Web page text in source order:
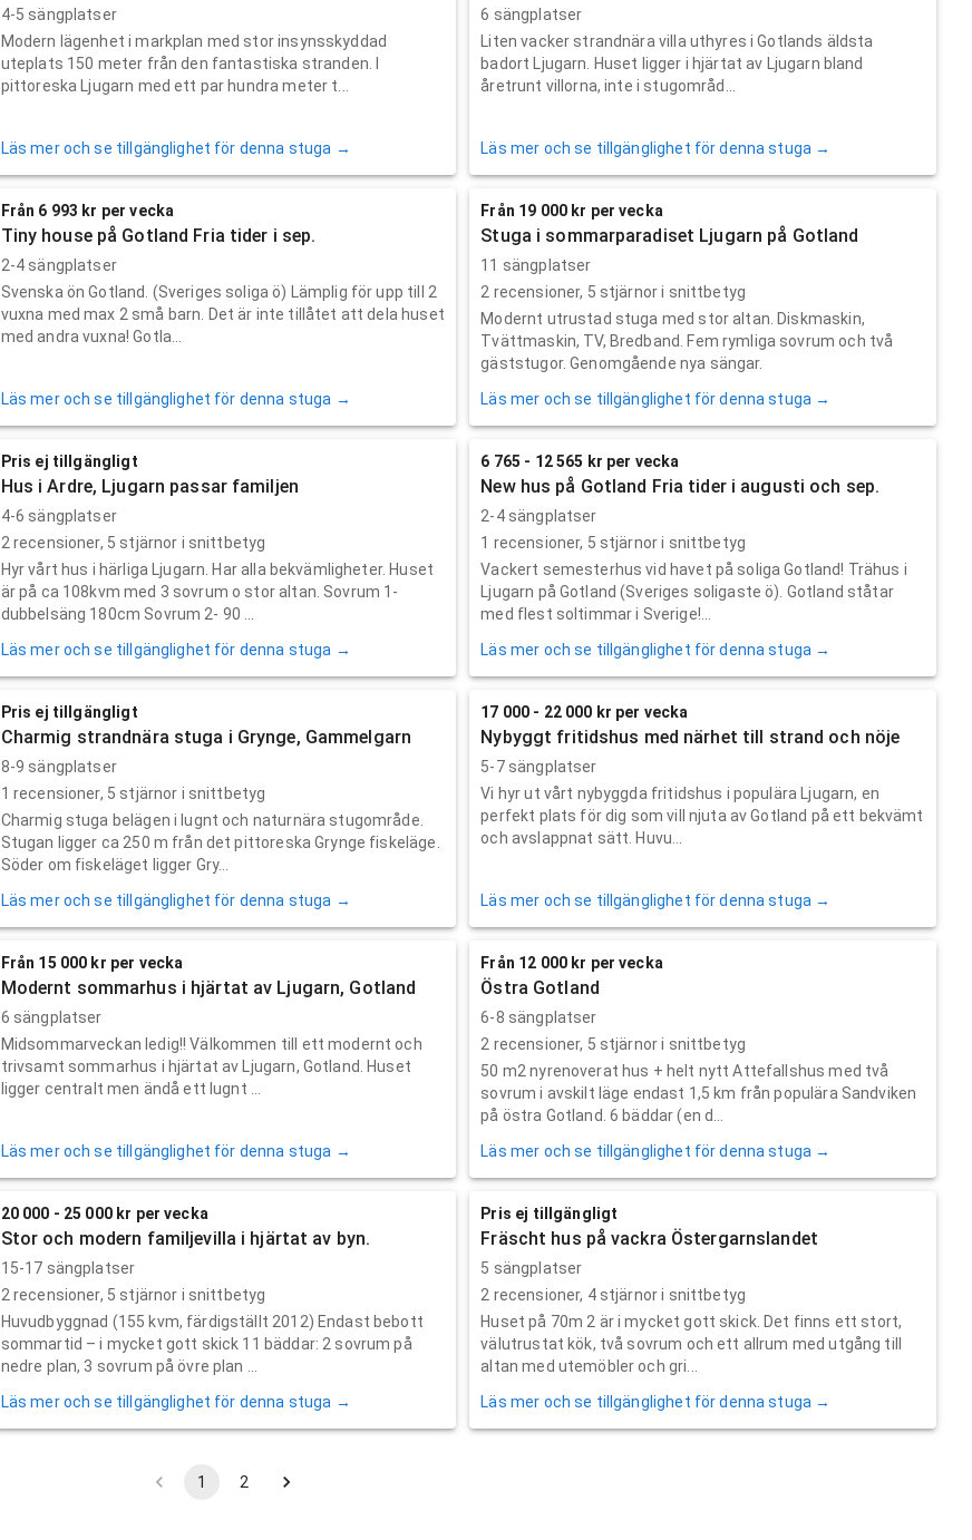
4-5 sängplatser
Modern lägenhet i markplan med stor insynsskyddad
uteplats 150 meter från den fantastiska stranden. I
pittoreska Ljugarn med ett par hundra meter t...
Läs mer och se tillgänglighet för denna stuga →
6 sängplatser
Liten vacker strandnära villa uthyres i Gotlands äldsta
badort Ljugarn. Huset ligger i hjärtat av Ljugarn bland
åretrunt villorna, inte i stugområd...
Läs mer och se tillgänglighet för denna stuga →
Från 6 993 kr per vecka
Tiny house på Gotland Fria tider i sep.
2-4 sängplatser
Svenska ön Gotland. (Sveriges soliga ö) Lämplig för upp till 2
vuxna med max 2 små barn. Det är inte tillåtet att dela huset
med andra vuxna! Gotla...
Läs mer och se tillgänglighet för denna stuga →
Från 19 000 kr per vecka
Stuga i sommarparadiset Ljugarn på Gotland
11 sängplatser
2 recensioner, 5 stjärnor i snittbetyg
Modernt utrustad stuga med stor altan. Diskmaskin,
Tvättmaskin, TV, Bredband. Fem rymliga sovrum och två
gäststugor. Genomgående nya sängar.
Läs mer och se tillgänglighet för denna stuga →
Pris ej tillgängligt
Hus i Ardre, Ljugarn passar familjen
4-6 sängplatser
2 recensioner, 5 stjärnor i snittbetyg
Hyr vårt hus i härliga Ljugarn. Har alla bekvämligheter. Huset
är på ca 108kvm med 3 sovrum o stor altan. Sovrum 1-
dubbelsäng 180cm Sovrum 2- 90 ...
Läs mer och se tillgänglighet för denna stuga →
6 765 - 12 565 kr per vecka
New hus på Gotland Fria tider i augusti och sep.
2-4 sängplatser
1 recensioner, 5 stjärnor i snittbetyg
Vackert semesterhus vid havet på soliga Gotland! Trähus i
Ljugarn på Gotland (Sveriges soligaste ö). Gotland ståtar
med flest soltimmar i Sverige!...
Läs mer och se tillgänglighet för denna stuga →
Pris ej tillgängligt
Charmig strandnära stuga i Grynge, Gammelgarn
8-9 sängplatser
1 recensioner, 5 stjärnor i snittbetyg
Charmig stuga belägen i lugnt och naturnära stugområde.
Stugan ligger ca 250 m från det pittoreska Grynge fiskeläge.
Söder om fiskeläget ligger Gry...
Läs mer och se tillgänglighet för denna stuga →
17 000 - 22 000 kr per vecka
Nybyggt fritidshus med närhet till strand och nöje
5-7 sängplatser
Vi hyr ut vårt nybyggda fritidshus i populära Ljugarn, en
perfekt plats för dig som vill njuta av Gotland på ett bekvämt
och avslappnat sätt. Huvu...
Läs mer och se tillgänglighet för denna stuga →
Från 15 000 kr per vecka
Modernt sommarhus i hjärtat av Ljugarn, Gotland
6 sängplatser
Midsommarveckan ledig!! Välkommen till ett modernt och
trivsamt sommarhus i hjärtat av Ljugarn, Gotland. Huset
ligger centralt men ändå ett lugnt ...
Läs mer och se tillgänglighet för denna stuga →
Från 12 000 kr per vecka
Östra Gotland
6-8 sängplatser
2 recensioner, 5 stjärnor i snittbetyg
50 m2 nyrenoverat hus + helt nytt Attefallshus med två
sovrum i avskilt läge endast 1,5 km från populära Sandviken
på östra Gotland. 6 bäddar (en d...
Läs mer och se tillgänglighet för denna stuga →
20 000 - 25 000 kr per vecka
Stor och modern familjevilla i hjärtat av byn.
15-17 sängplatser
2 recensioner, 5 stjärnor i snittbetyg
Huvudbyggnad (155 kvm, färdigställt 2012) Endast bebott
sommartid – i mycket gott skick 11 bäddar: 2 sovrum på
nedre plan, 3 sovrum på övre plan ...
Läs mer och se tillgänglighet för denna stuga →
Pris ej tillgängligt
Fräscht hus på vackra Östergarnslandet
5 sängplatser
2 recensioner, 4stjärnor i snittbetyg
Huset på 70m 2 är i mycket gott skick. Det finns ett stort,
välutrustat kök, två sovrum och ett allrum med utgång till
altan med utemöbler och gri...
Läs mer och se tillgänglighet för denna stuga →
1 2